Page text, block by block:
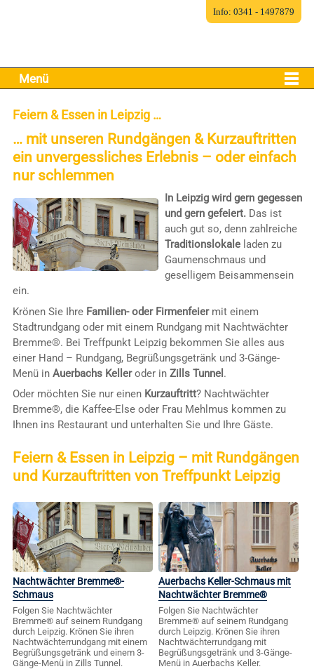
Menü
Feiern & Essen in Leipzig …
… mit unseren Rundgängen & Kurzauftritten
ein unvergessliches Erlebnis – oder einfach
nur schlemmen
In Leipzig wird gern gegessen
und gern gefeiert.Das ist
auch gut so, denn zahlreiche
Traditionslokaleladen zu
Gaumenschmaus und
geselligem Beisammensein
ein.
Krönen Sie Ihre Familien- oder Firmenfeiermit einem
Stadtrundgang oder mit einem Rundgang mit Nachtwächter
Bremme®. Bei Treffpunkt Leipzig bekommen Sie alles aus
einer Hand – Rundgang, Begrüßungsgetränk und 3-Gänge-
Menü in Auerbachs Kelleroder in Zills Tunnel .
Oder möchten Sie nur einen Kurzauftritt? Nachtwächter
Bremme®, die Kaffee-Else oder Frau Mehlmus kommen zu
Ihnen ins Restaurant und unterhalten Sie und Ihre Gäste.
Feiern & Essen in Leipzig – mit Rundgängen
und Kurzauftritten von Treffpunkt Leipzig
Nachtwächter Bremme®-
Schmaus
Folgen Sie Nachtwächter
Bremme® auf seinem Rundgang
durch Leipzig. Krönen Sie ihren
Nachtwächterrundgang mit einem
Begrüßungsgetränk und einem 3-
Gänge-Menü in Zills Tunnel.
Auerbachs Keller-Schmaus mit
Nachtwächter Bremme®
Folgen Sie Nachtwächter
Bremme® auf seinem Rundgang
durch Leipzig. Krönen Sie ihren
Nachtwächterrundgang mit
Begrüßungsgetränk und 3-Gänge-
Menü in Auerbachs Keller.
Info: 0341 - 1497879